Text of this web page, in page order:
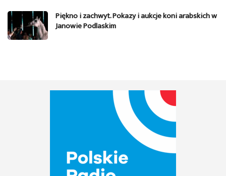
Piękno i zachwyt. Pokazy i aukcje koni arabskich w
Janowie Podlaskim